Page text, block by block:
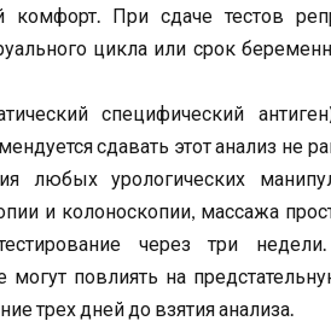
комфорт. При сдаче тестов
цикла или срок
специфический
сдавать этот анализ не
любых урологических
и колоноскопии, массажа
через три
повлиять на
трех дней до взятия анализа.